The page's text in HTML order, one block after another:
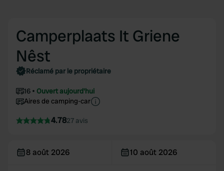
Camperplaats It Griene
Nêst
Réclamé par le propriétaire
16
Ouvert aujourd'hui
Aires de camping-car
4.7827 avis
8 août 2026 10 août 2026